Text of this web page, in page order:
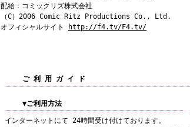
配給：コミックリズ株式会社
（C）2006 Comic Ritz Productions Co., Ltd.
オフィシャルサイト
http://f4.tv/F4.tv/
ご 利 用 ガ イ ド
▼ご利用方法
インターネットにて 24時間受け付けております。